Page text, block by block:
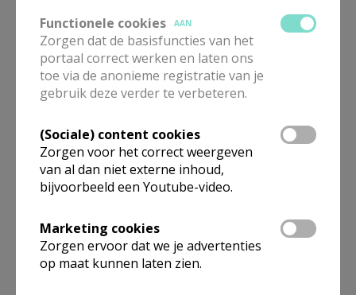
Contactpersoon
Christian De Groote
Leuven
Stuur een mailtje
Google Maps
Organisatiestructuur
Functionele cookies
AAN
Zorgen dat de basisfuncties van het
portaal correct werken en laten ons
toe via de anonieme registratie van je
gebruik deze verder te verbeteren.
(Sociale) content cookies
Zorgen voor het correct weergeven
van al dan niet externe inhoud,
bijvoorbeeld een Youtube-video.
Marketing cookies
Zorgen ervoor dat we je advertenties
op maat kunnen laten zien.